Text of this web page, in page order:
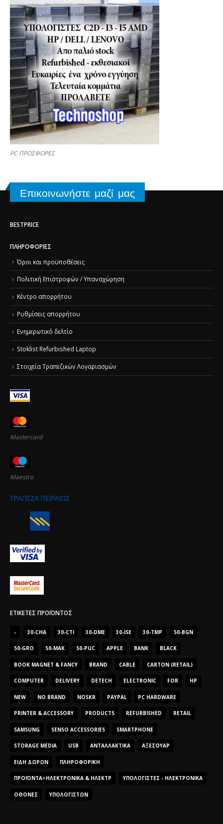
PC ΠΡΟΣΦΟΡΕΣ
Επικοινωνήστε μαζί μας
BESTPRICE
ΠΛΗΡΟΦΟΡΊΕΣ
Όροι και προϋποθέσεις
Πολιτική Επιστροφών / Υπαναχώρηση
Κέντρο απορρήτου
Ρυθμίσεις απορρήτου
Ενημερωτικό δελτίο
Stoklist Refurbished Laptop
Στοιχεία Τραπεζικών Λογαριασμών
Mastercard
Maestro
ΕΤΙΚΈΤΕΣ ΠΡΟΪΌΝΤΟΣ
- 30-CHA 30-CTI 30-DME 30-ISE 30-TMP 50-BGN
50-GRO 50-MAK 50-PUC APPLE BANK BLACK
BOOK MAGNET & FANCY BRAND CABLE CARTON (RETAIL)
COMPUTER DELIVERY DETECH ELECTRONIC FOR HP
NEW NO BRAND NOSKR PAYPAL PC HARDWARE
PRINTER & ACCESSORY PRODUCTS REFURBISHED RETAIL
SAMSUNG SENSO ACCESSORIES SMARTPHONE
STORAGE MEDIA USB ΑΝΤΑΛΛΑΚΤΙΚΆ ΑΞΕΣΟΥΆΡ
ΕΊΔΗ ΔΏΡΩΝ ΠΛΗΡΟΦΟΡΙΚΉ
ΠΡΟΪΌΝΤΑ>ΗΛΕΚΤΡΟΝΙΚΆ & ΗΛΕΚΤΡ ΥΠΟΛΟΓΙΣΤΈΣ - ΗΛΕΚΤΡΟΝΙΚΆ
ΟΘΌΝΕΣ ΥΠΟΛΟΓΙΣΤΏΝ